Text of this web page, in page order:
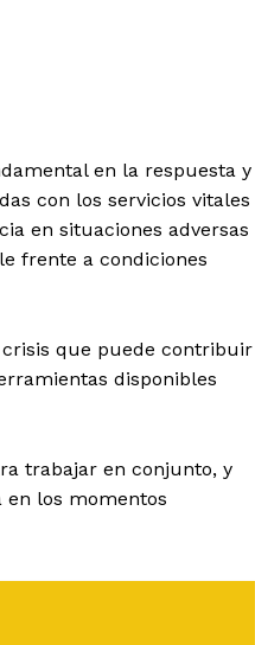
en la respuesta y
con los servicios vitales
en situaciones adversas
frente a condiciones
que puede contribuir
disponibles
trabajar en conjunto, y
en los momentos